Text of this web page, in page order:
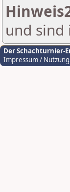
und
Der Schachturnier-
Impressum /